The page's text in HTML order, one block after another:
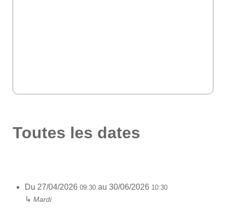
Toutes les dates
Du 27/04/2026 09:30 au 30/06/2026 10:30
↳ Mardi